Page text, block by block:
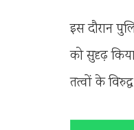
इस दौरान
को सुदृढ़
तत्वों के